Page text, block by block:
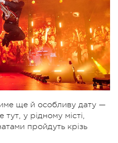
ще й особливу дату —
у рідному місті,
пройдуть крізь